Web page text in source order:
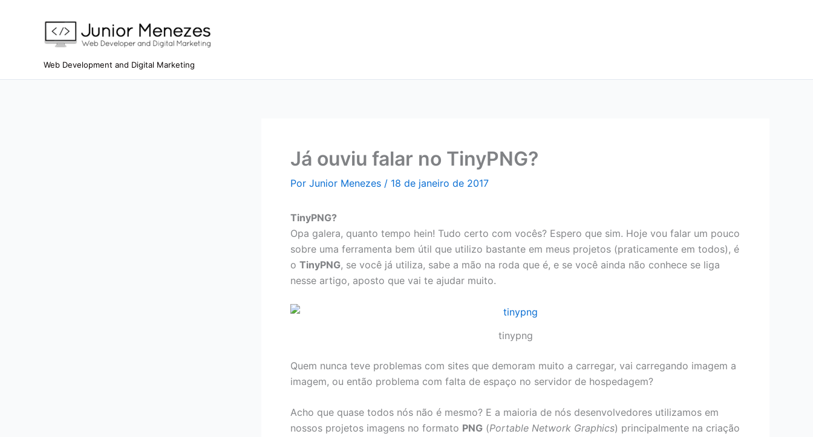
Web Development and Digital Marketing
Já ouviu falar no TinyPNG?
Por Junior Menezes / 18 de janeiro de 2017
TinyPNG?
Opa galera, quanto tempo hein! Tudo certo com vocês? Espero que sim. Hoje vou falar um pouco
sobre uma ferramenta bem útil que utilizo bastante em meus projetos (praticamente em todos), é
o TinyPNG, se você já utiliza, sabe a mão na roda que é, e se você ainda não conhece se liga
nesse artigo, aposto que vai te ajudar muito.
tinypng
Quem nunca teve problemas com sites que demoram muito a carregar, vai carregando imagem a
imagem, ou então problema com falta de espaço no servidor de hospedagem?
Acho que quase todos nós não é mesmo? E a maioria de nós desenvolvedores utilizamos em
nossos projetos imagens no formato PNG (Portable Network Graphics) principalmente na criação